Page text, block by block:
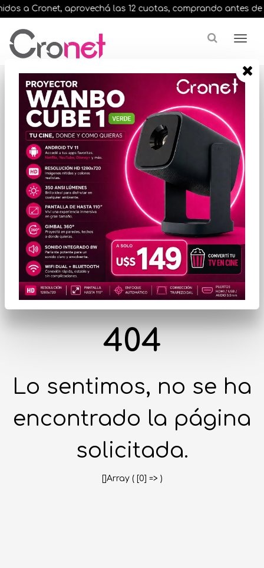
a Cronet, aprovechá las 12 cuotas, comprando antes de
404
Lo sentimos, no se ha
encontrado la página
solicitada.
[]Array ( [0] => )